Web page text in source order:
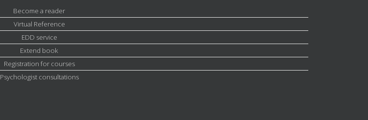
Become a reader
Virtual Reference
EDD service
Extend book
Registration for courses
Psychologist consultations